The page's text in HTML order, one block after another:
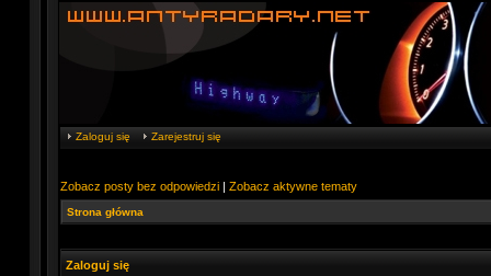
Zaloguj się Zarejestruj się
Zobacz posty bez odpowiedzi | Zobacz aktywne tematy
Strona główna
Zaloguj się